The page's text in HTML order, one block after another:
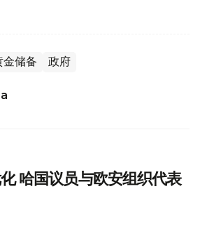
金储备 政府
哈国议员与欧安组织代表